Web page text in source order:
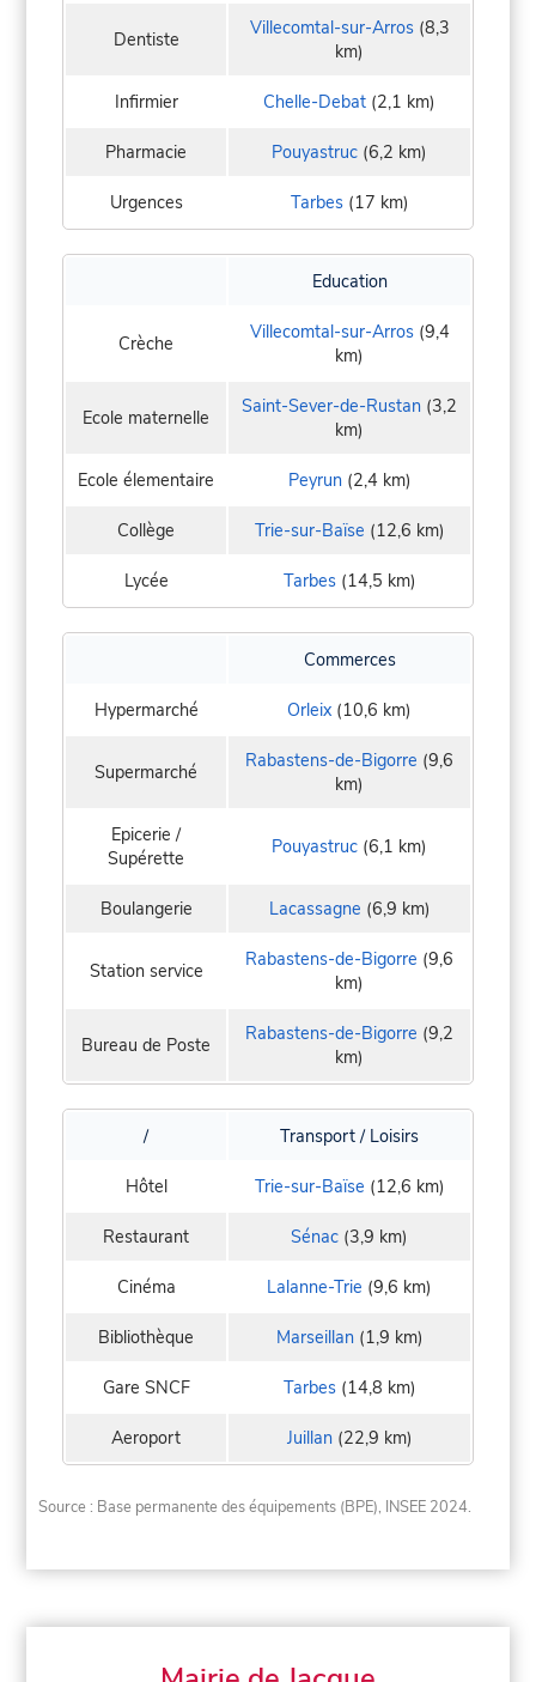
Dentiste Villecomtal-sur-Arros(8,3
km)
Infirmier Chelle-Debat (2,1 km)
Pharmacie Pouyastruc (6,2 km)
Urgences Tarbes(17 km)
Education
Crèche Villecomtal-sur-Arros(9,4
km)
Ecole maternelle Saint-Sever-de-Rustan (3,2
km)
Ecole élementaire Peyrun(2,4 km)
Collège Trie-sur-Baïse (12,6 km)
Lycée Tarbes(14,5 km)
Commerces
Hypermarché Orleix (10,6 km)
Supermarché Rabastens-de-Bigorre (9,6
km)
Epicerie /
Supérette
Pouyastruc (6,1 km)
Boulangerie Lacassagne (6,9 km)
Station service Rabastens-de-Bigorre (9,6
km)
Bureau de Poste Rabastens-de-Bigorre (9,2
km)
/ Transport / Loisirs
Hôtel Trie-sur-Baïse (12,6 km)
Restaurant Sénac (3,9 km)
Cinéma Lalanne-Trie (9,6 km)
Bibliothèque Marseillan(1,9 km)
Gare SNCF Tarbes(14,8 km)
Aeroport Juillan(22,9 km)
Source : Base permanente des équipements (BPE), INSEE 2024.